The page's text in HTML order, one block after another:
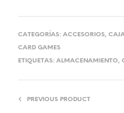
CATEGORÍAS: ACCESORIOS,
CARD GAMES
ETIQUETAS: ALMACENAMIENTO,
PREVIOUS PRODUCT